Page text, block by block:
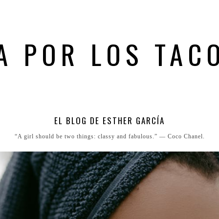
POR LOS
EL BLOG DE ESTHER GARCÍA
“A girl should be two things: classy and fabulous.” ― Coco Chanel.